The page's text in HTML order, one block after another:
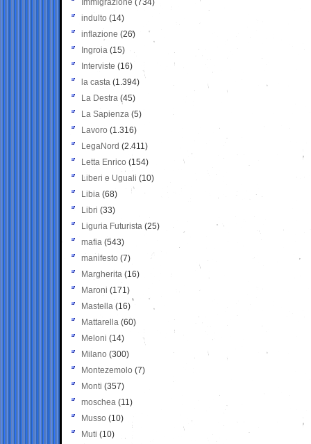
Immigrazione (734)
indulto (14)
inflazione (26)
Ingroia (15)
Interviste (16)
la casta (1.394)
La Destra (45)
La Sapienza (5)
Lavoro (1.316)
LegaNord (2.411)
Letta Enrico (154)
Liberi e Uguali (10)
Libia (68)
Libri (33)
Liguria Futurista (25)
mafia (543)
manifesto (7)
Margherita (16)
Maroni (171)
Mastella (16)
Mattarella (60)
Meloni (14)
Milano (300)
Montezemolo (7)
Monti (357)
moschea (11)
Musso (10)
Muti (10)